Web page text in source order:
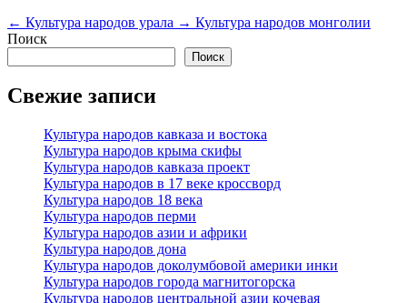
← Культура народов урала → Культура народов монголии
Поиск
Поиск
Свежие записи
Культура народов кавказа и востока
Культура народов крыма скифы
Культура народов кавказа проект
Культура народов в 17 веке кроссворд
Культура народов 18 века
Культура народов перми
Культура народов азии и африки
Культура народов дона
Культура народов доколумбовой америки инки
Культура народов города магнитогорска
Культура народов центральной азии кочевая